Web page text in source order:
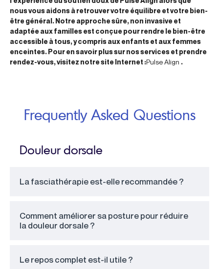
nous vous aidons à retrouver votre équilibre et votre bien-
être général. Notre approche sûre, non invasive et
adaptée aux familles est conçue pour rendre le bien-être
accessible à tous, y compris aux enfants et aux femmes
enceintes. Pour en savoir plus sur nos services et prendre
rendez-vous, visitez notre site Internet :Pulse Align .
Frequently Asked Questions
Douleur dorsale
La fasciathérapie est-elle recommandée ?
Comment améliorer sa posture pour réduire
la douleur dorsale ?
Le repos complet est-il utile ?